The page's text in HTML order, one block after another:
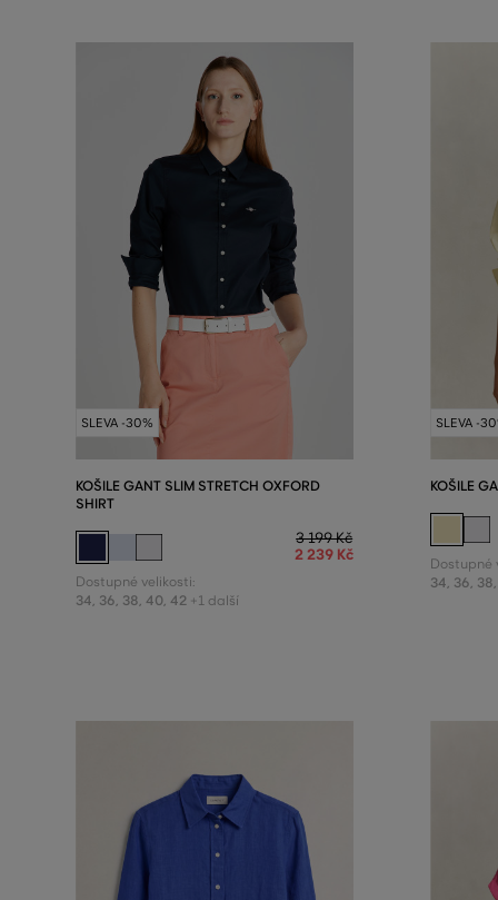
SLEVA -30%
KOŠILE GANT SLIM STRETCH OXFORD
SHIRT
3 199 Kč
2 239 Kč
Dostupné velikosti:
34, 36, 38, 40, 42 +1 další
SLEVA -
KOŠILE
Dostupné
34, 36, 38,